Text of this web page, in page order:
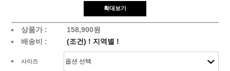
확대보기
상품가 :
158,900원
배송비 :
(조건) ! 지역별 !
사이즈